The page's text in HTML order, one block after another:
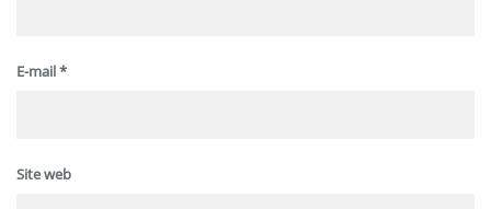
E-mail*
Site web